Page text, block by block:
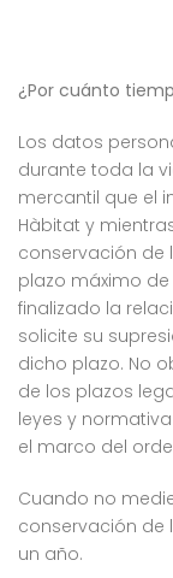
¿Por cuánto
Los datos
durante toda la
mercantil que el
Hàbitat y
conservación de
plazo máximo
finalizado la
solicite su
dicho plazo. No
de los plazos
leyes y
el marco del
Cuando no
conservación de
un año.